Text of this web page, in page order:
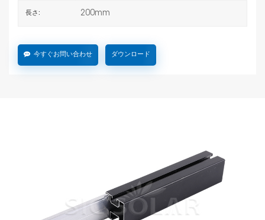
長さ: 200mm
今すぐお問い合わせ ダウンロード